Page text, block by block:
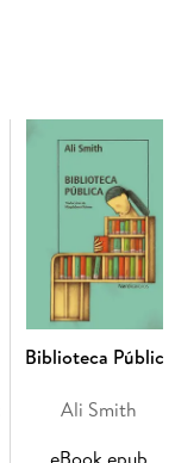
escritos entre
entender los
gran parte de su
esclaredor
y las verdades
textos críticos se
en las
el público [. . .]
consigue el
Handke".
Biblioteca Pública
Ali Smith